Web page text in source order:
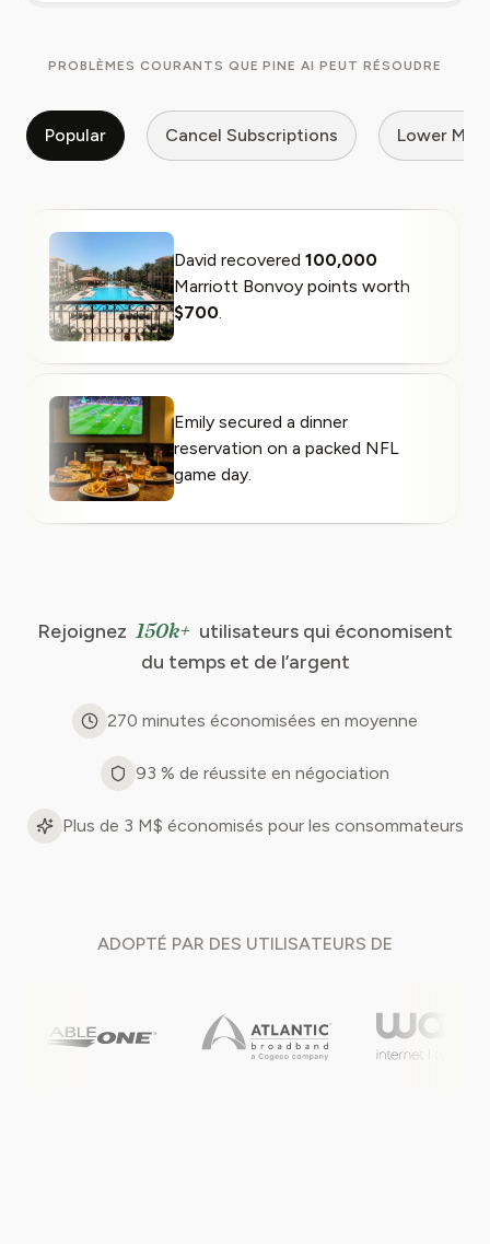
PROBLÈMES COURANTS QUE PINE AI PEUT RÉSOUDRE
Popular Cancel Subscriptions Lower My
David recovered 100,000
Marriott Bonvoy points worth
$700.
Emily secured a dinner
reservation on a packed NFL
game day.
Rejoignez 150k+ utilisateurs qui économisent
du temps et de l’argent
270 minutes économisées en moyenne
93 % de réussite en négociation
Plus de 3 M$ économisés pour les consommateurs
ADOPTÉ PAR DES UTILISATEURS DE